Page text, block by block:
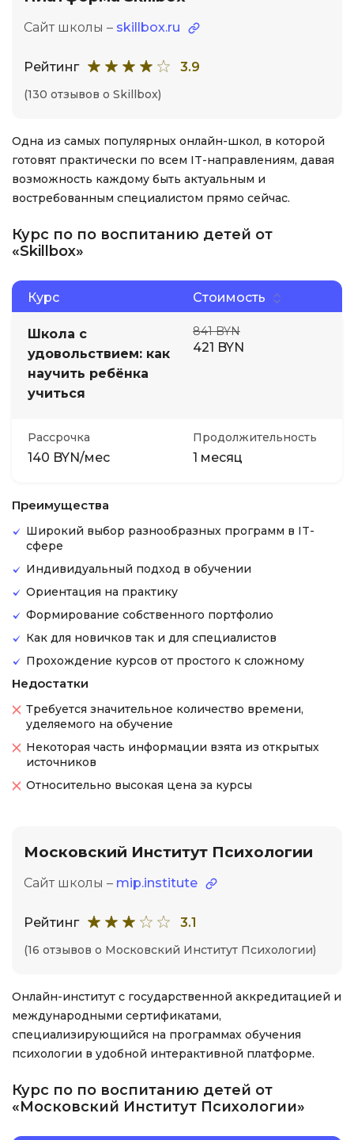
Сайт школы – skillbox.ru
Рейтинг 3.9
(130 отзывов о Skillbox)
Одна из самых популярных онлайн-школ, в которой
готовят практически по всем IT-направлениям, давая
возможность каждому быть актуальным и
востребованным специалистом прямо сейчас.
Курс по по воспитанию детей от
«Skillbox»
Курс Стоимость
Школа с
удовольствием: как
научить ребёнка
учиться
841 BYN
421 BYN
Рассрочка
140 BYN/мес
Продолжительность
1 месяц
Преимущества
Широкий выбор разнообразных программ в IT-
сфере
Индивидуальный подход в обучении
Ориентация на практику
Формирование собственного портфолио
Как для новичков так и для специалистов
Прохождение курсов от простого к сложному
Недостатки
Требуется значительное количество времени,
уделяемого на обучение
Некоторая часть информации взята из открытых
источников
Относительно высокая цена за курсы
Московский Институт Психологии
Сайт школы – mip.institute
Рейтинг 3.1
(16 отзывов о Московский Институт Психологии)
Онлайн-институт с государственной аккредитацией и
международными сертификатами,
специализирующийся на программах обучения
психологии в удобной интерактивной платформе.
Курс по по воспитанию детей от
«Московский Институт Психологии»